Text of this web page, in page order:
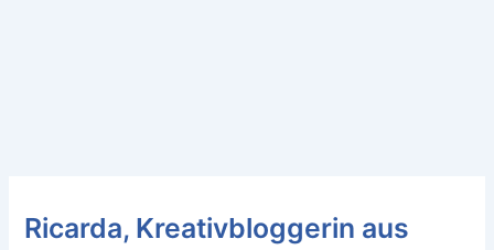
Ricarda, Kreativbloggerin aus